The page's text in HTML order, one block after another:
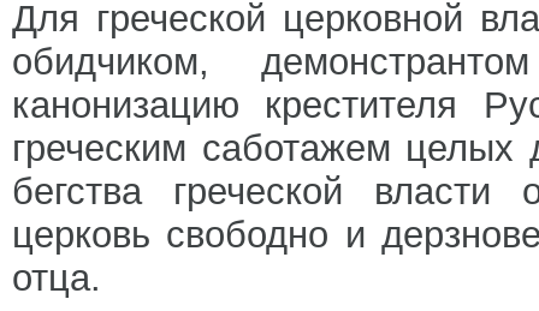
Для греческой церковной
обидчиком,
канонизацию крестителя
греческим саботажем
бегства греческой власти
церковь свободно и
отца.